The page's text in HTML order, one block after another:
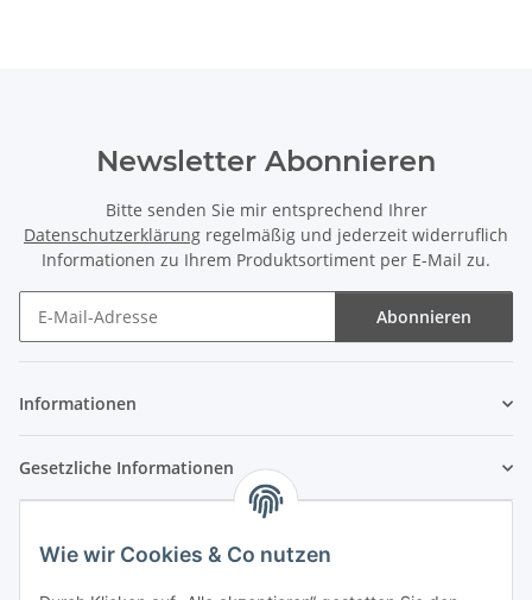
Wie wir Cookies & Co nutzen
Newsletter Abonnieren
Bitte senden Sie mir entsprechend Ihrer
Datenschutzerklärung regelmäßig und jederzeit widerruflich
Informationen zu Ihrem Produktsortiment per E-Mail zu.
Abonnieren
Informationen
Gesetzliche Informationen